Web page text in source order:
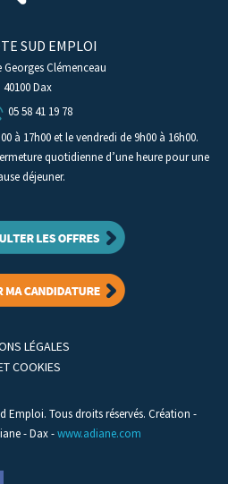
SUD EMPLOI
Georges Clémenceau
40100 Dax
05 58 41 19 78
à 17h00 et le vendredi de 9h00 à 16h00.
quotidienne d’une heure pour une
déjeuner.
LÉGALES
COOKIES
Emploi. Tous droits réservés. Création -
- Dax -www.adiane.com